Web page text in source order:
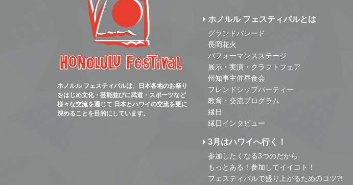
ホノルル フェスティバルは、日本各地のお祭り
をはじめ文化・芸能並びに武道・スポーツなど
様々な交流を通じて 日本とハワイの交流を更に
深めることを目的にしています。
ホノルル フェスティバルとは
グランドパレード
長岡花火
パフォーマンスステージ
展示・実演・クラフトフェア
州知事主催昼食会
フレンドシップパーティー
教育・交流プログラム
縁日
縁日インタビュー
3月はハワイへ行く！
参加したくなる3つのだから
もっとある！参加してイイコト！
フェスティバルで盛り上がるためのコツ?!